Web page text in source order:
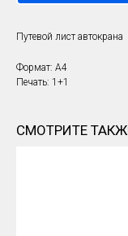
Путевой лист автокрана
Формат: А4
Печать: 1+1
СМОТРИТЕ